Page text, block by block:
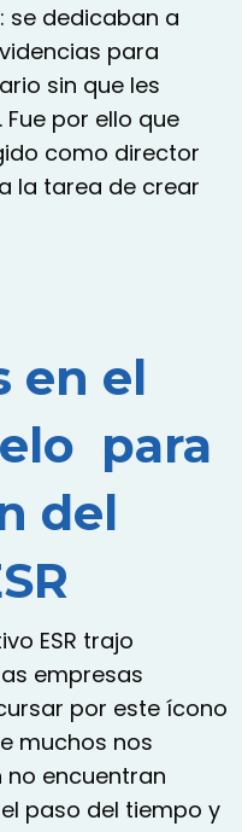
se dedicaban a
para
sin que les
por ello que
como director
a la tarea de crear
en el
para
del
ESR trajo
empresas
por este ícono
muchos nos
encuentran
paso del tiempo y